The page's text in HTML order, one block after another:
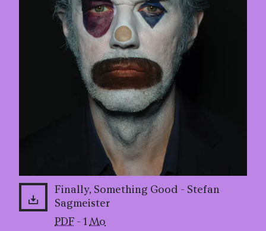
Finally, Something Good - Stefan
Sagmeister
PDF - 1Mo